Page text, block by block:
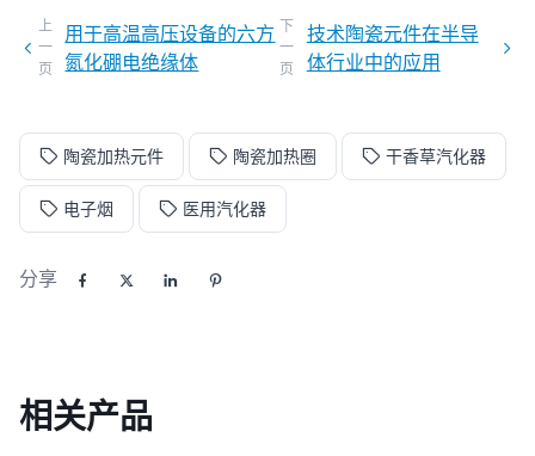
上
一
页
用于高温高压设备的六方
氮化硼电绝缘体
下
一
页
技术陶瓷元件在半导
体行业中的应用
陶瓷加热元件 陶瓷加热圈 干香草汽化器
电子烟 医用汽化器
分享
相关产品